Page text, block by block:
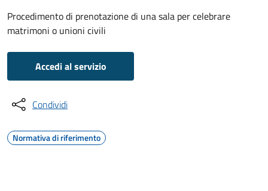
Procedimento di prenotazione di una sala per celebrare
matrimoni o unioni civili
Accedi al servizio
Condividi
Normativa di riferimento